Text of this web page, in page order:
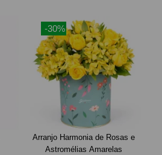
-30%
Arranjo Harmonia de Rosas e
Astromélias Amarelas